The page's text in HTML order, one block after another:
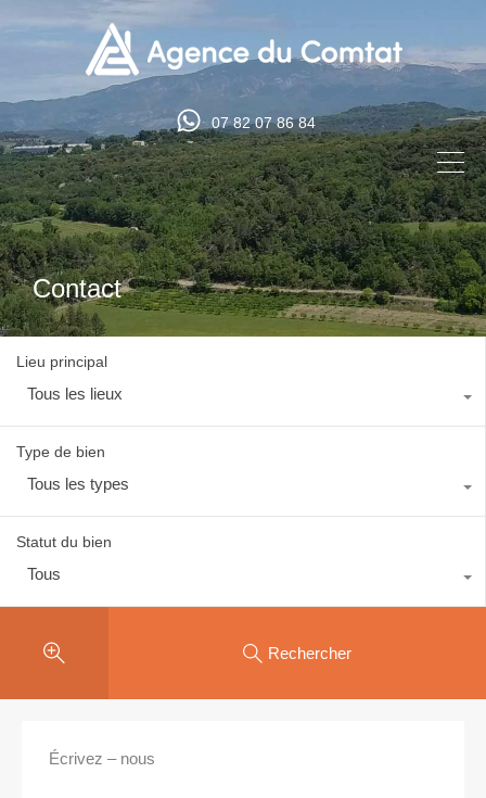
07 82 07 86 84
Contact
Lieu principal
Tous les lieux
Type de bien
Tous les types
Statut du bien
Tous
Rechercher
Écrivez – nous